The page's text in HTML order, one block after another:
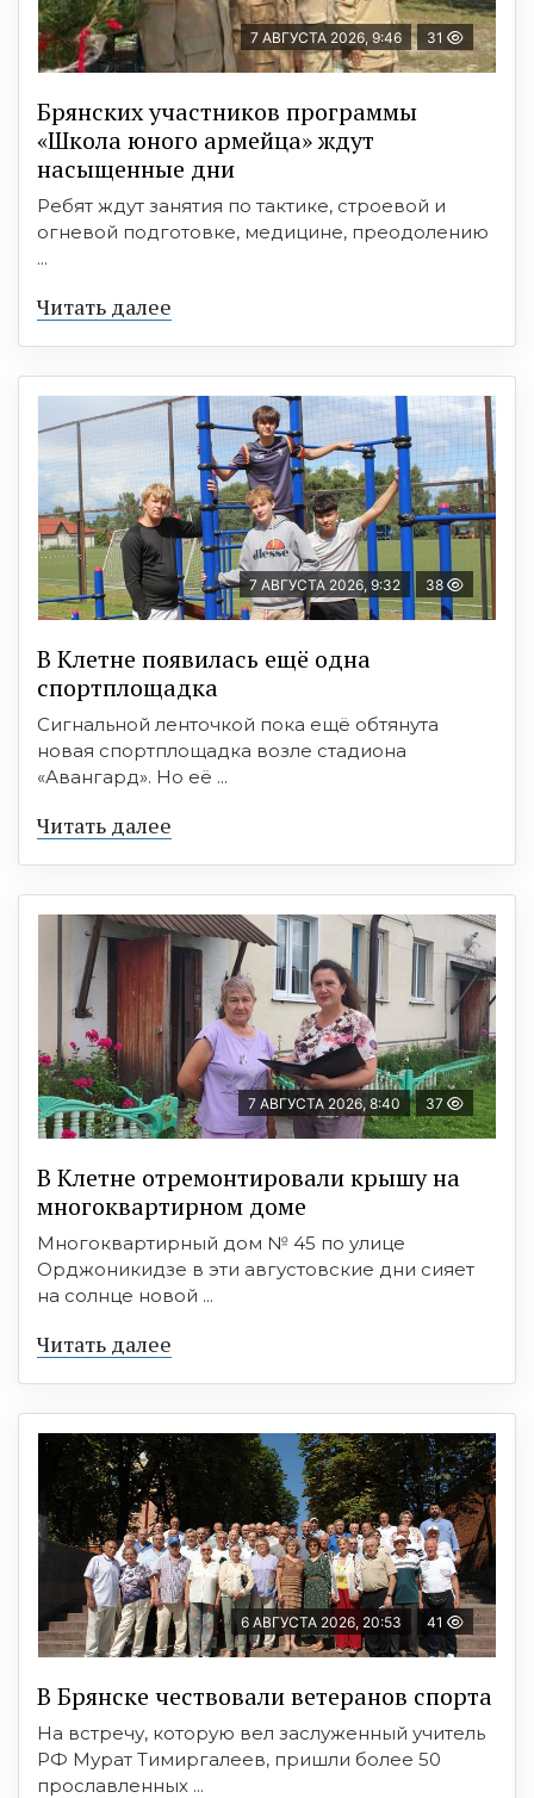
7 АВГУСТА 2026, 9:46 31
Брянских участников программы
«Школа юного армейца» ждут
насыщенные дни
Ребят ждут занятия по тактике, строевой и
огневой подготовке, медицине, преодолению
...
Читать далее
7 АВГУСТА 2026, 9:32 38
В Клетне появилась ещё одна
спортплощадка
Сигнальной ленточкой пока ещё обтянута
новая спортплощадка возле стадиона
«Авангард». Но её ...
Читать далее
7 АВГУСТА 2026, 8:40 37
В Клетне отремонтировали крышу на
многоквартирном доме
Многоквартирный дом № 45 по улице
Орджоникидзе в эти августовские дни сияет
на солнце новой ...
Читать далее
6 АВГУСТА 2026, 20:53 41
В Брянске чествовали ветеранов спорта
На встречу, которую вел заслуженный учитель
РФ Мурат Тимиргалеев, пришли более 50
прославленных ...